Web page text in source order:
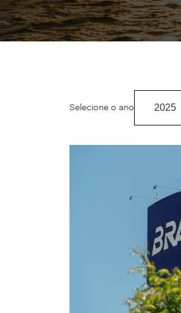
Selecione o ano